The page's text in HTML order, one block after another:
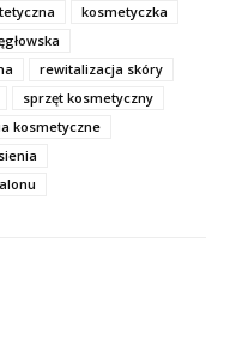
kosmetyczka
rewitalizacja skóry
sprzęt kosmetyczny
kosmetyczne